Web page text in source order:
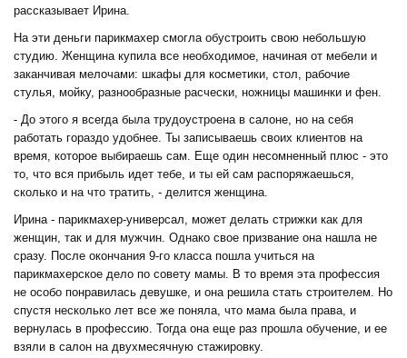
рассказывает Ирина.
На эти деньги парикмахер смогла обустроить свою небольшую
студию. Женщина купила все необходимое, начиная от мебели и
заканчивая мелочами: шкафы для косметики, стол, рабочие
стулья, мойку, разнообразные расчески, ножницы машинки и фен.
- До этого я всегда была трудоустроена в салоне, но на себя
работать гораздо удобнее. Ты записываешь своих клиентов на
время, которое выбираешь сам. Еще один несомненный плюс - это
то, что вся прибыль идет тебе, и ты ей сам распоряжаешься,
сколько и на что тратить, - делится женщина.
Ирина - парикмахер-универсал, может делать стрижки как для
женщин, так и для мужчин. Однако свое призвание она нашла не
сразу. После окончания 9-го класса пошла учиться на
парикмахерское дело по совету мамы. В то время эта профессия
не особо понравилась девушке, и она решила стать строителем. Но
спустя несколько лет все же поняла, что мама была права, и
вернулась в профессию. Тогда она еще раз прошла обучение, и ее
взяли в салон на двухмесячную стажировку.